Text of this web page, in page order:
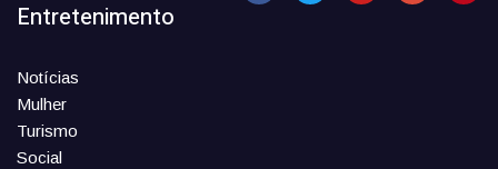
Entretenimento
Notícias
Mulher
Turismo
Social